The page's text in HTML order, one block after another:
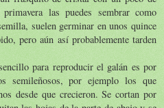
las puedes sembrar como
suelen germinar en unos quince
pero aún así probablemente tarden
para reproducir el galán es por
semileñosos, por ejemplo los que
desde que crecieron. Se cortan por